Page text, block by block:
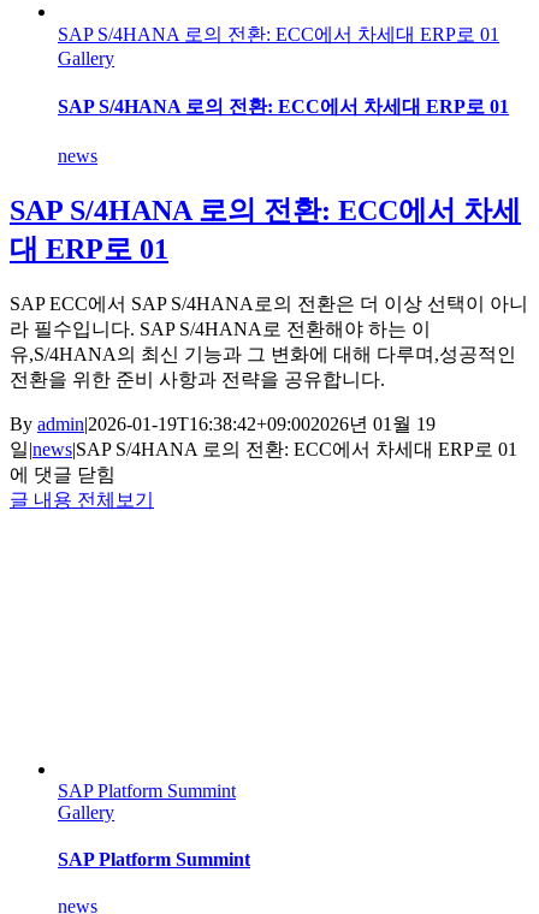
SAP S/4HANA 로의 전환: ECC에서 차세대 ERP로 01
Gallery
SAP S/4HANA 로의 전환: ECC에서 차세대 ERP로 01
news
SAP S/4HANA 로의 전환: ECC에서 차세
대 ERP로 01
SAP ECC에서 SAP S/4HANA로의 전환은 더 이상 선택이 아니
라 필수입니다. SAP S/4HANA로 전환해야 하는 이
유,S/4HANA의 최신 기능과 그 변화에 대해 다루며,성공적인
전환을 위한 준비 사항과 전략을 공유합니다.
By admin|2026-01-19T16:38:42+09:002026년 01월 19
일|news|SAP S/4HANA 로의 전환: ECC에서 차세대 ERP로 01
에 댓글 닫힘
글 내용 전체보기
SAP Platform Summint
Gallery
SAP Platform Summint
news